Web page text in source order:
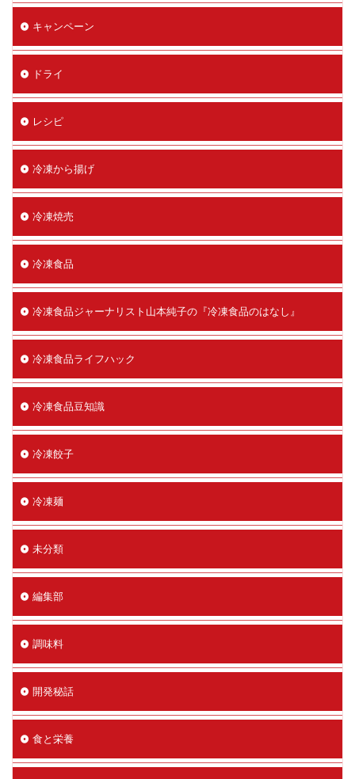
キャンペーン
ドライ
レシピ
冷凍から揚げ
冷凍焼売
冷凍食品
冷凍食品ジャーナリスト山本純子の『冷凍食品のはなし』
冷凍食品ライフハック
冷凍食品豆知識
冷凍餃子
冷凍麺
未分類
編集部
調味料
開発秘話
食と栄養